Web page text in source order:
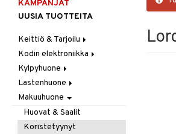
KAMPANJAT
UUSIA TUOTTEITA
Keittiö & Tarjoilu
Aterimet
Kannut & Karahvit
Keittiösäilytys
Keittiötekstiilit
Keittiövälineet
Kodinkoneet
Kodin elektroniikka
Ääni
Kylpyhuone
Kylpyhuoneen sisustus
Kylpyhuoneen tarvikkeita
Kylpyhuoneen tekstiilit
Lastenhuone
Kylpyhuoneen koristelu
Lasten huonekalut
Lasten lamput
Makuuhuone
Huovat & Saalit
Koristetyynyt